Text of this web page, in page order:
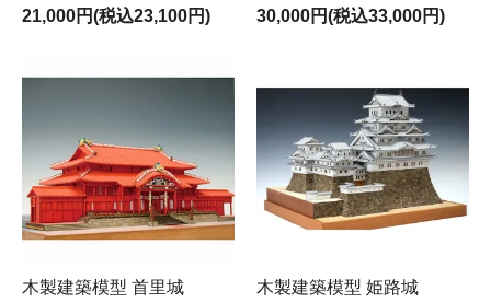
21,000円(税込23,100円) 30,000円(税込33,000円)
木製建築模型 首里城
木製建築模型 姫路城